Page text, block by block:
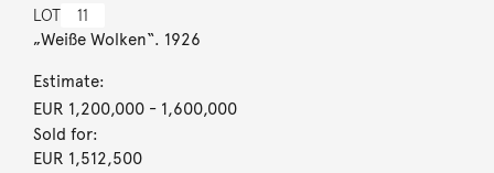
LOT 11
„Weiße Wolken“. 1926
Estimate:
EUR 1,200,000- 1,600,000
Sold for:
EUR 1,512,500